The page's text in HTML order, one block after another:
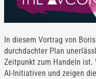
In diesem Vortrag von
durchdachter Plan
Zeitpunkt zum Handeln ist.
AI-Initiativen und zeigen